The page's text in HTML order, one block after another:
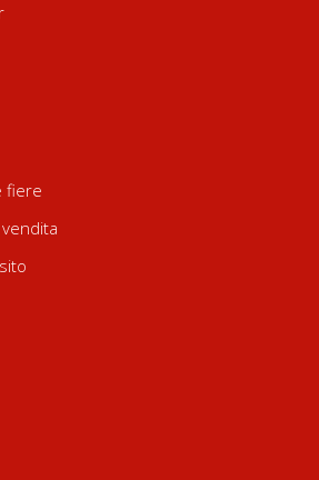
fiere